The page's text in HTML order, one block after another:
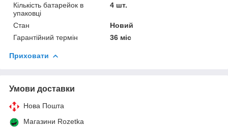
Кількість батарейок в
упаковці
4 шт.
Стан
Новий
Гарантійний термін
36 міс
Приховати
Умови доставки
Нова Пошта
Магазини Rozetka